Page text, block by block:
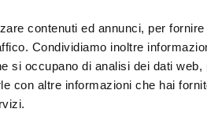
contenuti ed annunci, per
Condividiamo inoltre
si occupano di analisi dei dati web,
con altre informazioni che hai
Iscriviti alla Newsletter